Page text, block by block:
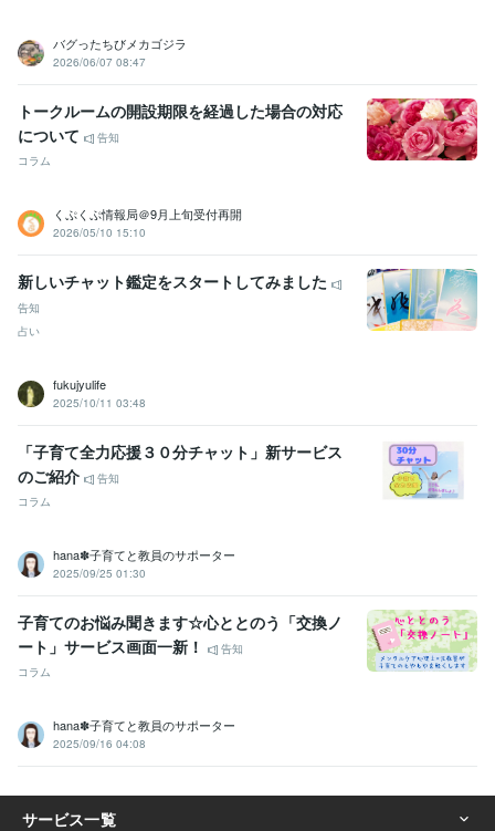
バグったちびメカゴジラ
2026/06/07 08:47
トークルームの開設期限を経過した場合の対応
について
告知
コラム
くぷくぷ情報局＠9月上旬受付再開
2026/05/10 15:10
新しいチャット鑑定をスタートしてみました
告知
占い
fukujyulife
2025/10/11 03:48
「子育て全力応援３０分チャット」新サービス
のご紹介
告知
コラム
hana✽子育てと教員のサポーター
2025/09/25 01:30
子育てのお悩み聞きます☆心ととのう「交換ノ
ート」サービス画面一新！
告知
コラム
hana✽子育てと教員のサポーター
2025/09/16 04:08